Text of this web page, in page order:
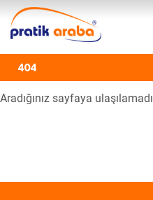
404
Aradığınız sayfaya ulaşılamadı